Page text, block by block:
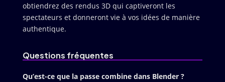
obtiendrez des rendus 3D qui captiveront les
spectateurs et donneront vie à vos idées de manière
authentique.
Questions fréquentes
Qu’est-ce que la passe combine dans Blender ?